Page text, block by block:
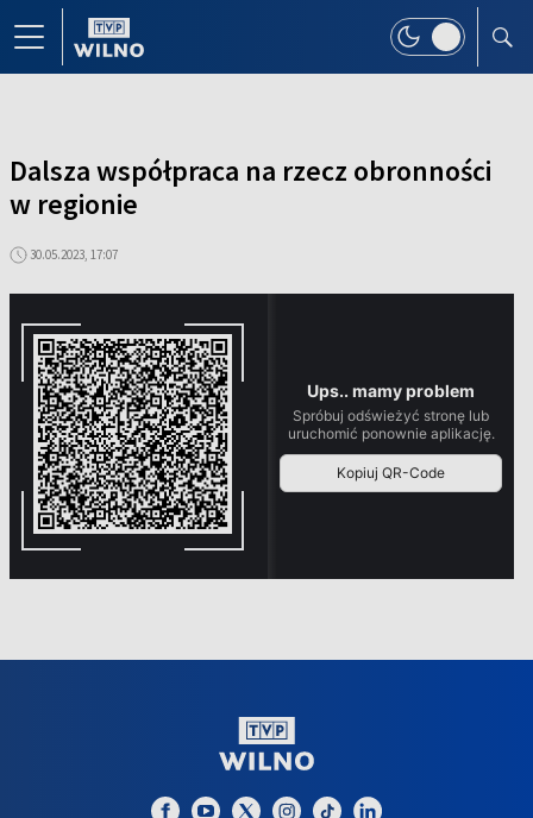
Dalsza współpraca na rzecz obronności
w regionie
30.05.2023, 17:07